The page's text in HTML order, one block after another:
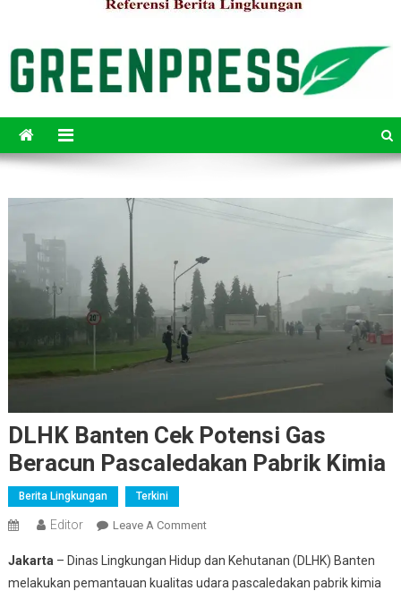
DLHK Banten Cek Potensi Gas
Beracun Pascaledakan Pabrik Kimia
Berita Lingkungan Terkini
Editor Leave A CommentOn
Banten
Cek
Jakarta– Dinas Lingkungan Hidup dan Kehutanan (DLHK) Banten
melakukan pemantauan kualitas udara pascaledakan pabrik kimia